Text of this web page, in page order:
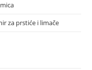
za prstiće i limače